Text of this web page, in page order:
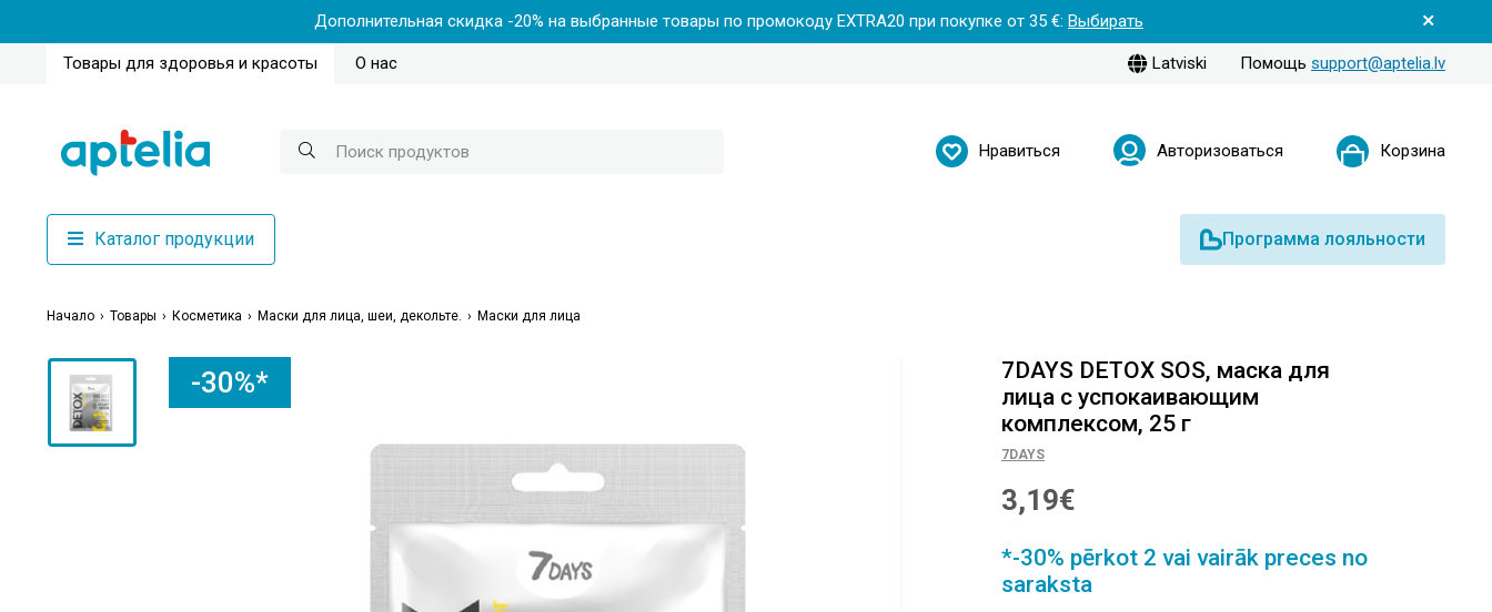
Дополнительная скидка -20% на выбранные товары по промокоду EXTRA20 при покупке от 35 €: Выбирать
Товары для здоровья и красоты О нас Latviski Помощь support@aptelia.lv
Нравиться Авторизоваться Корзина
Каталог продукции Программа лояльности
Начало Товары Косметика Маски для лица, шеи, декольте. Маски для лица
-30%*
7DAYS DETOX SOS, маска для
лица с успокаивающим
комплексом, 25 г
7DAYS
3,19€
*-30% pērkot 2 vai vairāk preces no
saraksta